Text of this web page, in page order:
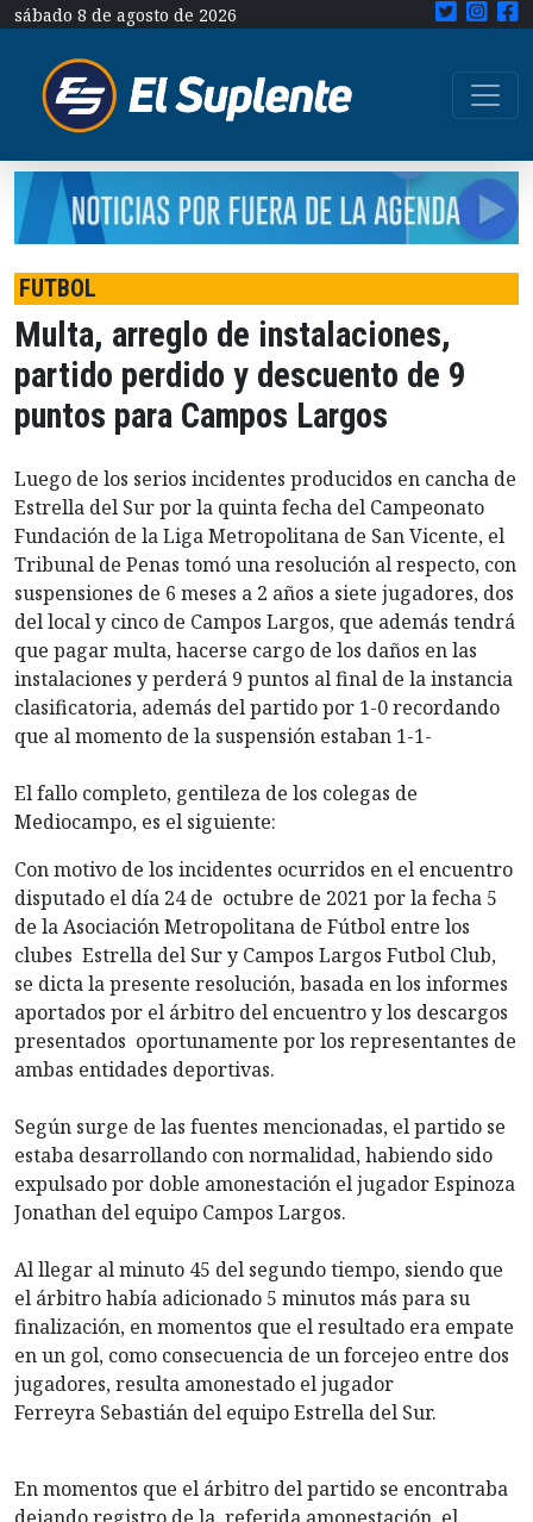
sábado 8 de agosto de 2026
FUTBOL
Multa, arreglo de instalaciones,
partido perdido y descuento de 9
puntos para Campos Largos
Luego de los serios incidentes producidos en cancha de
Estrella del Sur por la quinta fecha del Campeonato
Fundación de la Liga Metropolitana de San Vicente, el
Tribunal de Penas tomó una resolución al respecto, con
suspensiones de 6 meses a 2 años a siete jugadores, dos
del local y cinco de Campos Largos, que además tendrá
que pagar multa, hacerse cargo de los daños en las
instalaciones y perderá 9 puntos al final de la instancia
clasificatoria, además del partido por 1-0 recordando
que al momento de la suspensión estaban 1-1-
El fallo completo, gentileza de los colegas de
Mediocampo, es el siguiente:
Con motivo de los incidentes ocurridos en el encuentro
disputado el día 24 de octubre de 2021 por la fecha 5
de la Asociación Metropolitana de Fútbol entre los
clubes Estrella del Sur y Campos Largos Futbol Club,
se dicta la presente resolución, basada en los informes
aportados por el árbitro del encuentro y los descargos
presentados oportunamente por los representantes de
ambas entidades deportivas.
Según surge de las fuentes mencionadas, el partido se
estaba desarrollando con normalidad, habiendo sido
expulsado por doble amonestación el jugador Espinoza
Jonathan del equipo Campos Largos.
Al llegar al minuto 45 del segundo tiempo, siendo que
el árbitro había adicionado 5 minutos más para su
finalización, en momentos que el resultado era empate
en un gol, como consecuencia de un forcejeo entre dos
jugadores, resulta amonestado el jugador
Ferreyra Sebastián del equipo Estrella del Sur.
En momentos que el árbitro del partido se encontraba